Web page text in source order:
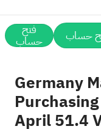
حساب فتح
حساب
Germany
April 51.4